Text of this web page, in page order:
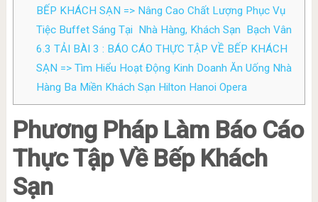
BẾP KHÁCH SẠN => Nâng Cao Chất Lượng Phục Vụ
Tiệc Buffet Sáng Tại Nhà Hàng, Khách Sạn Bạch Vân
6.3 TẢI BÀI 3 : BÁO CÁO THỰC TẬP VỀ BẾP KHÁCH
SẠN => Tìm Hiểu Hoạt Động Kinh Doanh Ăn Uống Nhà
Hàng Ba Miền Khách Sạn Hilton Hanoi Opera
Phương Pháp Làm Báo Cáo
Thực TậpVề Bếp Khách
Sạn